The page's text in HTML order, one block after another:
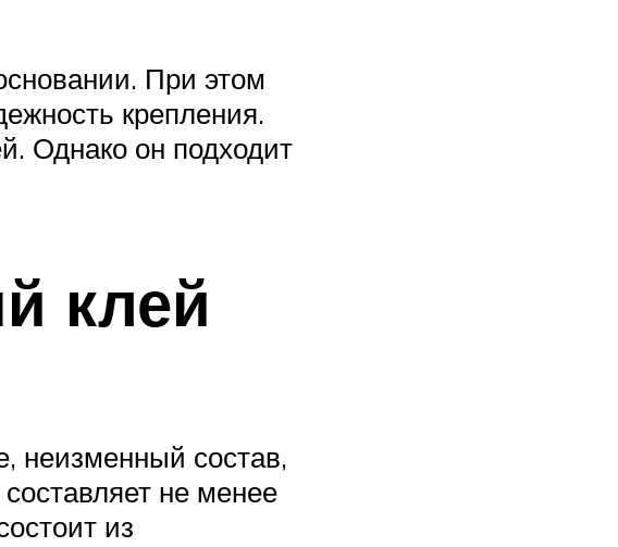
При этом
крепления.
Однако он подходит
клей
неизменный состав,
не менее
из